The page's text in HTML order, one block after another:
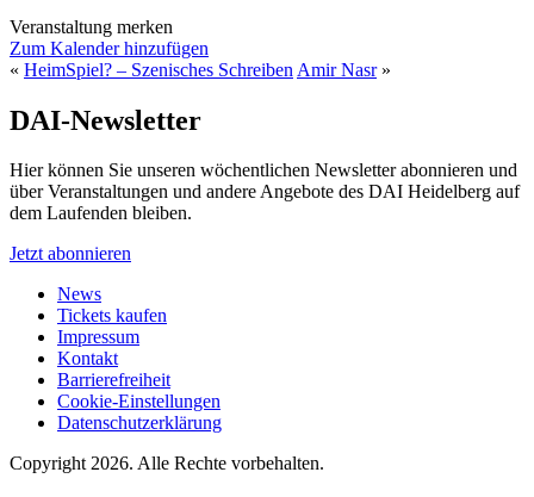
Veranstaltung merken
Zum Kalender hinzufügen
« HeimSpiel? – Szenisches Schreiben Amir Nasr»
DAI-Newsletter
Hier können Sie unseren wöchentlichen Newsletter abonnieren und
über Veranstaltungen und andere Angebote des DAI Heidelberg auf
dem Laufenden bleiben.
Jetzt abonnieren
News
Tickets kaufen
Impressum
Kontakt
Barrierefreiheit
Cookie-Einstellungen
Datenschutzerklärung
Copyright 2026. Alle Rechte vorbehalten.